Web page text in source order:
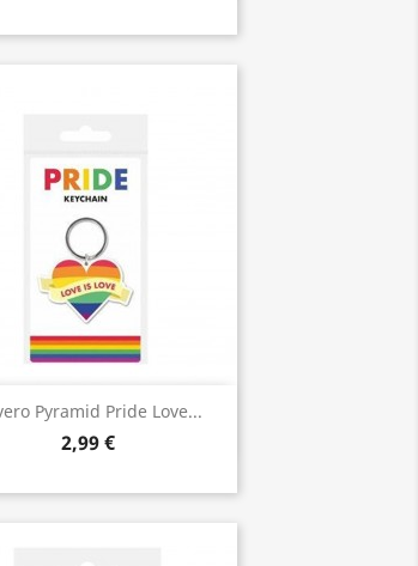
Pyramid Pride Love...
2,99 €
Vista rápida